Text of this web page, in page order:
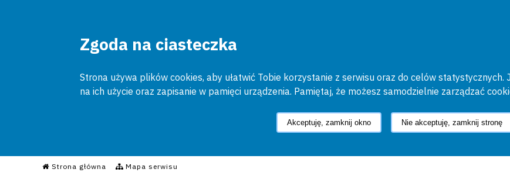
Zgoda na ciasteczka
Strona używa plików cookies, aby ułatwić Tobie korzystanie z serwisu oraz do celów
na ich użycie oraz zapisanie w pamięci urządzenia. Pamiętaj, że możesz samodzielnie zarządzać
Akceptuję, zamknij okno Nie akceptuję, zamknij stronę
Strona główna Mapa serwisu
Informacyjny Serwis Policyjny